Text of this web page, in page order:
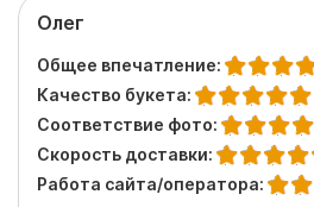
Олег
Общее впечатление:
Качество букета:
Соответствие фото:
Скорость доставки:
Работа сайта/оператора: